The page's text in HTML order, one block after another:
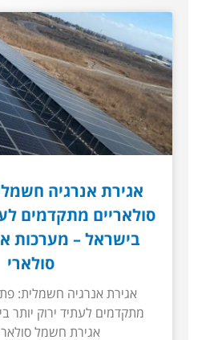
אגירת אנרגיה
סולאריים מתקדמים
בישראל – מערכות
סולארי
אגירת אנרגיה חשמלית:
מתקדמים לעתיד ירוק יותר
אגירת חשמל